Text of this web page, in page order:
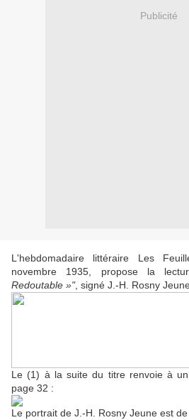
Publicité
L'hebdomadaire littéraire Les
novembre 1935 , propose la
Redoutable »", signé J.-H. Rosny
Le (1) à la suite du titre renvoie à
page 32 :
Le portrait de J.-H. Rosny Jeune est